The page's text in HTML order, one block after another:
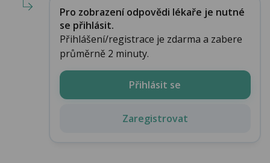
Pro zobrazení odpovědi lékaře je nutné
se přihlásit.
Přihlášení/registrace je zdarma a zabere
průměrně 2 minuty.
Přihlásit se
Zaregistrovat